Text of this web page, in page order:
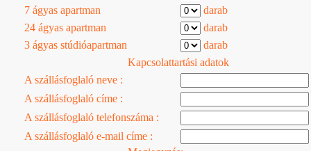
7 ágyas apartman
darab
24 ágyas apartman
darab
3 ágyas stúdióapartman
darab
Kapcsolattartási adatok
A szállásfoglaló neve :
A szállásfoglaló címe :
A szállásfoglaló telefonszáma :
A szállásfoglaló e-mail címe :